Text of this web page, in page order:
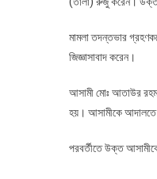
মামলা তদন্তভার
জিজ্ঞাসাবাদ করেন।
আসামী মোঃ আতাউর
হয়। আসামীকে আদালতে
পরবর্তীতে উক্ত